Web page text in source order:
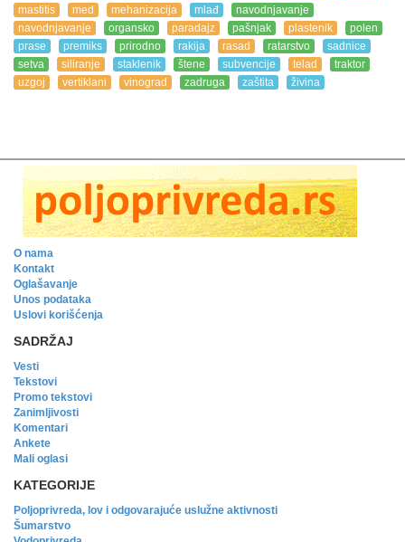
mastitis
med mehanizacija mlađ
navodnjavanje
navodnjavanje
organsko paradajz pašnjak plastenik
polen
prase
premiks prirodno rakija rasad ratarstvo
sadnice
setva
siliranje staklenik štene subvencije telad
traktor
uzgoj
vertiklani vinograd zadruga zaštita živina
O nama
Kontakt
Oglašavanje
Unos podataka
Uslovi korišćenja
SADRŽAJ
Vesti
Tekstovi
Promo tekstovi
Zanimljivosti
Komentari
Ankete
Mali oglasi
KATEGORIJE
Poljoprivreda, lov i odgovarajuće uslužne aktivnosti
Šumarstvo